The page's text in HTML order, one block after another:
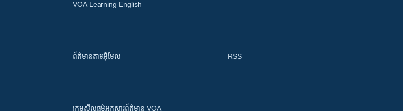
VOA Learning English
ព័ត៌មាន​តាម​អ៊ីមែល RSS
ក្រម​​​សីលធម៌​​​អ្នក​​​សារព័ត៌មាន VOA